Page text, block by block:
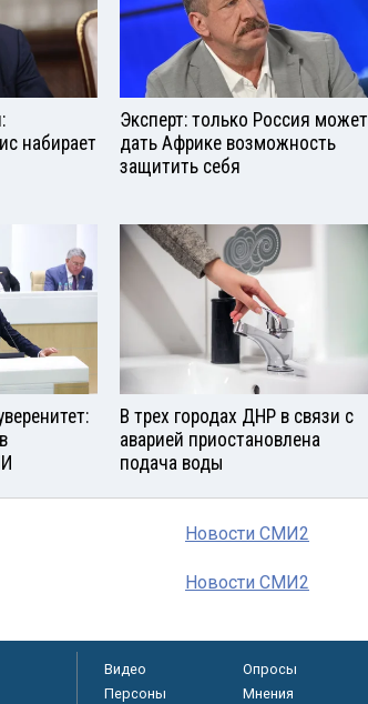
набирает
Эксперт: только Россия может
дать Африке возможность
защитить себя
В трех городах ДНР в связи с
аварией приостановлена
подача воды
Новости СМИ2
Новости СМИ2
Видео Опросы
Персоны
Мнения